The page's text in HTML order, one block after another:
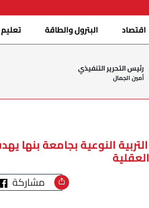
اقتصاد البترول والطاقة تعليم
رئيس التحرير التنفيذي
أمين الجمال
النوعية بجامعة بنها
مشاركة